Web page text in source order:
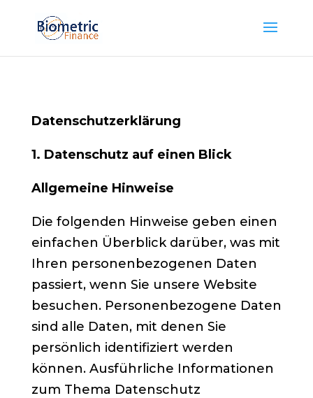
Datenschutzerklärung
1. Datenschutz auf einen Blick
Allgemeine Hinweise
Die folgenden Hinweise geben einen
einfachen Überblick darüber, was mit
Ihren personenbezogenen Daten
passiert, wenn Sie unsere Website
besuchen. Personenbezogene Daten
sind alle Daten, mit denen Sie
persönlich identifiziert werden
können. Ausführliche Informationen
zum Thema Datenschutz